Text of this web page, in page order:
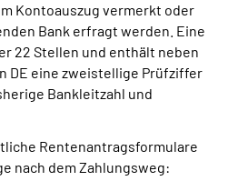
Kontoauszug vermerkt oder
Bank erfragt werden. Eine
22 Stellen und enthält neben
DE eine zweistellige Prüfziffer
Bankleitzahl und
Rentenantragsformulare
nach dem Zahlungsweg: